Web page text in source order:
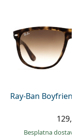
Ray-Ban
Besplatna dostava